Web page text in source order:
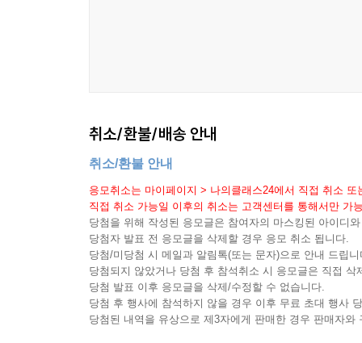
사소해 보이지만 통증을 유발할 수 있는 자신의
단단히 다져준 내용들이 책으로 나와 정말 기쁩니
자신의 삶을 살아갈 수 있길 바랍니다.
- 공민정(대학원생)
원인을 알 수 없는 허리 통증을 고치기 위해 여러
있다. 저자는 풍부한 경험과 이론을 겸비한 이 분
발생 원인을 꿰뚫고 있을 뿐 아니라 그 원인을
취소/환불/배송 안내
취소/환불 안내
응모취소는 마이페이지 > 나의클래스24에서 직접 취소
직접 취소 가능일 이후의 취소는 고객센터를 통해서만 가
당첨을 위해 작성된 응모글은 참여자의 마스킹된 아이디
당첨자 발표 전 응모글을 삭제할 경우 응모 취소 됩니다.
당첨/미당첨 시 메일과 알림톡(또는 문자)으로 안내 드립니
당첨되지 않았거나 당첨 후 참석취소 시 응모글은 직접 삭
당첨 발표 이후 응모글을 삭제/수정할 수 없습니다.
당첨 후 행사에 참석하지 않을 경우 이후 무료 초대 행사
당첨된 내역을 유상으로 제3자에게 판매한 경우 판매자